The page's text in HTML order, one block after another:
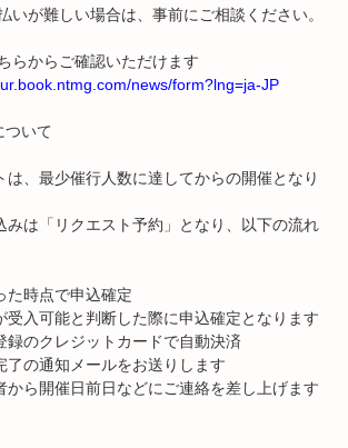
いが難しい場合は、事前にご相談ください。
らからご確認いただけます
news/form?lng=ja-JP
ついて
は、最少催行人数に達してからの開催となり
みは「リクエスト予約」となり、以下の流れ
た時点で申込確定
受入可能と判断した際に申込確定となります
録のクレジットカードで自動決済
了の通知メールをお送りします
から開催日前日などにご連絡を差し上げます